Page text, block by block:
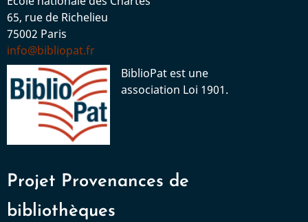
65, rue de Richelieu
75002 Paris
info@bibliopat.fr
BiblioPat est une
association Loi 1901.
Projet Provenances de
bibliothèques